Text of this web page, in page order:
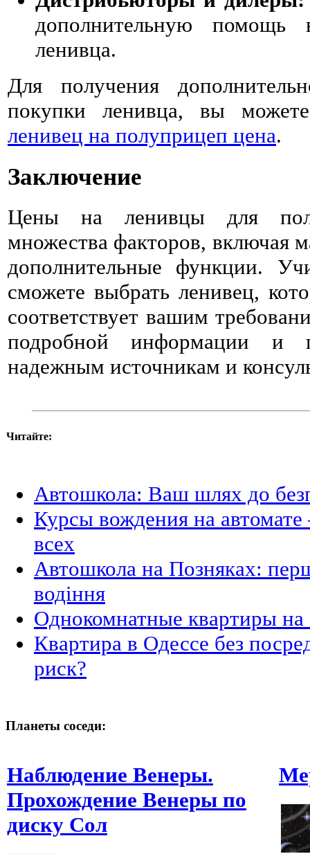
дополнительную
ленивца.
Для получения
покупки ленивца, вы
ленивец на полуприцеп цена.
Заключение
Цены на ленивцы для
множества факторов, включая
дополнительные функции.
сможете выбрать ленивец,
соответствует вашим
подробной информации и
надежным источникам и
Читайте:
Автошкола: Ваш шлях до
Курсы вождения на
всех
Автошкола на Позняках:
водіння
Однокомнатные квартиры на
Квартира в Одессе без
риск?
Планеты соседи:
Наблюдение Венеры.
Прохождение Венеры по
диску Сол